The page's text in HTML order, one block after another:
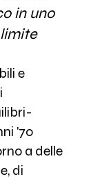
in uno
e
'70
a delle
di